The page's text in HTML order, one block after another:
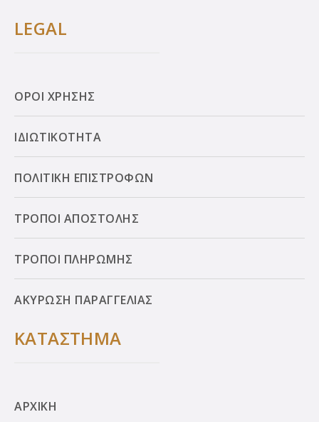
LEGAL
ΟΡΟΙ ΧΡΗΣΗΣ
ΙΔΙΩΤΙΚΟΤΗΤΑ
ΠΟΛΙΤΙΚΗ ΕΠΙΣΤΡΟΦΩΝ
ΤΡΟΠΟΙ ΑΠΟΣΤΟΛΗΣ
ΤΡΟΠΟΙ ΠΛΗΡΩΜΗΣ
ΑΚΥΡΩΣΗ ΠΑΡΑΓΓΕΛΙΑΣ
ΚΑΤΑΣΤΗΜΑ
ΑΡΧΙΚΗ